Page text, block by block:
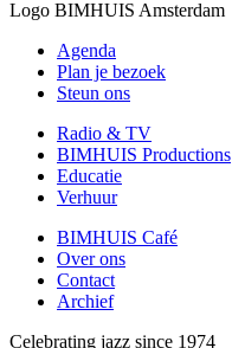
Logo BIMHUIS Amsterdam
Agenda
Plan je bezoek
Steun ons
Radio & TV
BIMHUIS Productions
Educatie
Verhuur
BIMHUIS Café
Over ons
Contact
Archief
Celebrating jazz since 1974